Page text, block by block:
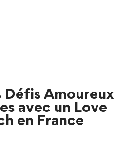
Défis Amoureux
avec un Love
en France